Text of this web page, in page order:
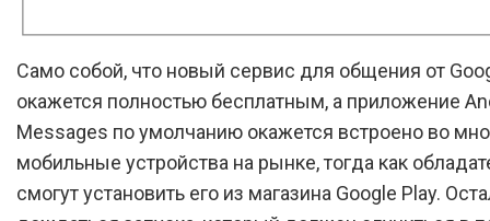
Само собой, что новый сервис для общения от
окажется полностью бесплатным, а приложение
Messages по умолчанию окажется встроено во
мобильные устройства на рынке, тогда как
смогут установить его из магазина Google Play.